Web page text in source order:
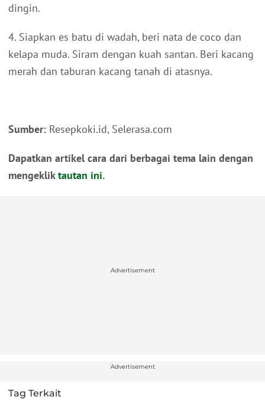
dingin.
4. Siapkan es batu di wadah, beri nata de coco dan
kelapa muda. Siram dengan kuah santan. Beri kacang
merah dan taburan kacang tanah di atasnya.
Sumber: Resepkoki.id, Selerasa.com
Dapatkan artikel cara dari berbagai tema lain dengan
mengekliktautan ini.
Advertisement
Advertisement
Tag Terkait